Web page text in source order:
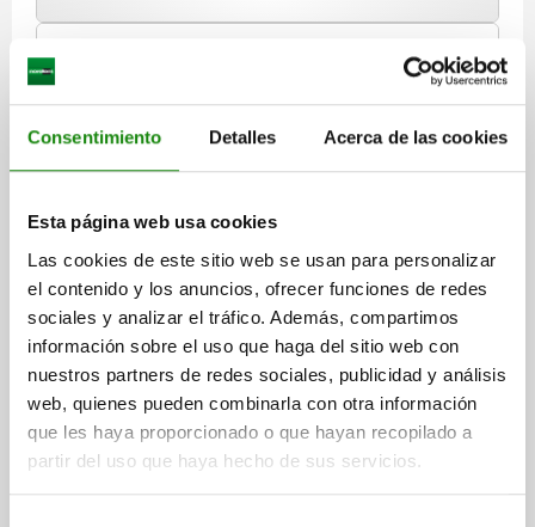
Consentimiento Detalles Acerca de las cookies
Esta página web usa cookies
Las cookies de este sitio web se usan para personalizar
el contenido y los anuncios, ofrecer funciones de redes
sociales y analizar el tráfico. Además, compartimos
información sobre el uso que haga del sitio web con
nuestros partners de redes sociales, publicidad y análisis
web, quienes pueden combinarla con otra información
que les haya proporcionado o que hayan recopilado a
partir del uso que haya hecho de sus servicios.
SOPORTE BOLA OSCILANTE CON JUNTA TÓRICA
M05, D1=13, DK=10, FORMA:C, ACERO
TEMPLE+REVENI. TRATADO EN CALIENTE Y BRU,
COMP:ACERO P. HERRAMIENTAS ENDURECIDO Y
ROSCA=M5 DIÁMETRO EXTERIOR=13 FORMA=C
D3=8,5
ALTURA=16 H1=1,5 PROFUNDIDAD DE ROSCA=5 Ø DE BOLA=10
CAPACIDAD DE CARGA MÁX. KN (SOLO CON CARGA ESTÁTICA)=20